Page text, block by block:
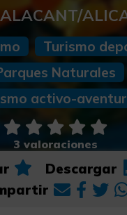
Turismo
Naturales
activo-
3 valoraciones
Descargar